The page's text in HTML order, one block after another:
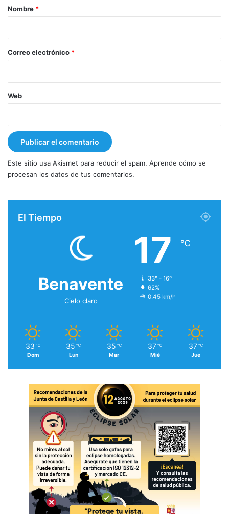
r
*
Nombre *
Correo electrónico *
Web
Este sitio usa Akismet para reducir el spam. Aprende cómo se
procesan los datos de tus comentarios.
El Tiempo
Benavente
Cielo claro
17 ℃
33º - 16º
62%
0.45 km/h
33 ℃
Dom
35 ℃
Lun
35 ℃
Mar
37 ℃
Mié
37 ℃
Jue